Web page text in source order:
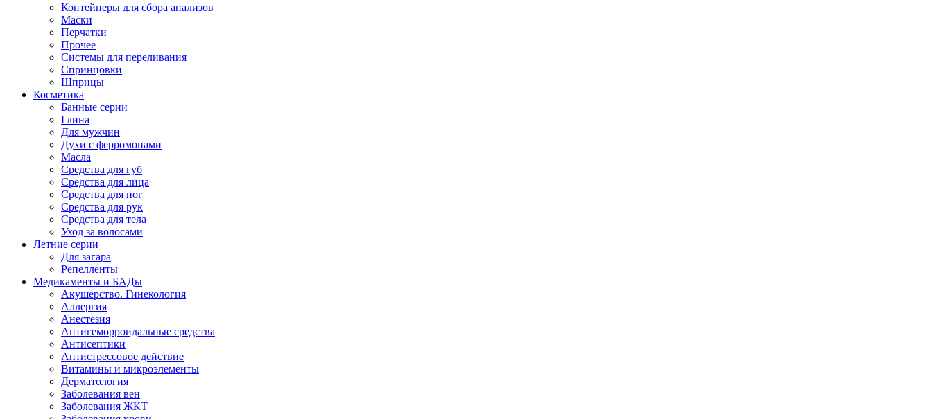
Контейнеры для сбора анализов
Маски
Перчатки
Прочее
Системы для переливания
Спринцовки
Шприцы
Косметика
Банные серии
Глина
Для мужчин
Духи с ферромонами
Масла
Средства для губ
Средства для лица
Средства для ног
Средства для рук
Средства для тела
Уход за волосами
Летние серии
Для загара
Репелленты
Медикаменты и БАДы
Акушерство. Гинекология
Аллергия
Анестезия
Антигеморроидальные средства
Антисептики
Антистрессовое действие
Витамины и микроэлементы
Дерматология
Заболевания вен
Заболевания ЖКТ